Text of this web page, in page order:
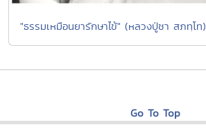
"ธรรมเหมือนยารักษาไข้" (หลวงปู่ชา สภทฺโท)
Go To Top